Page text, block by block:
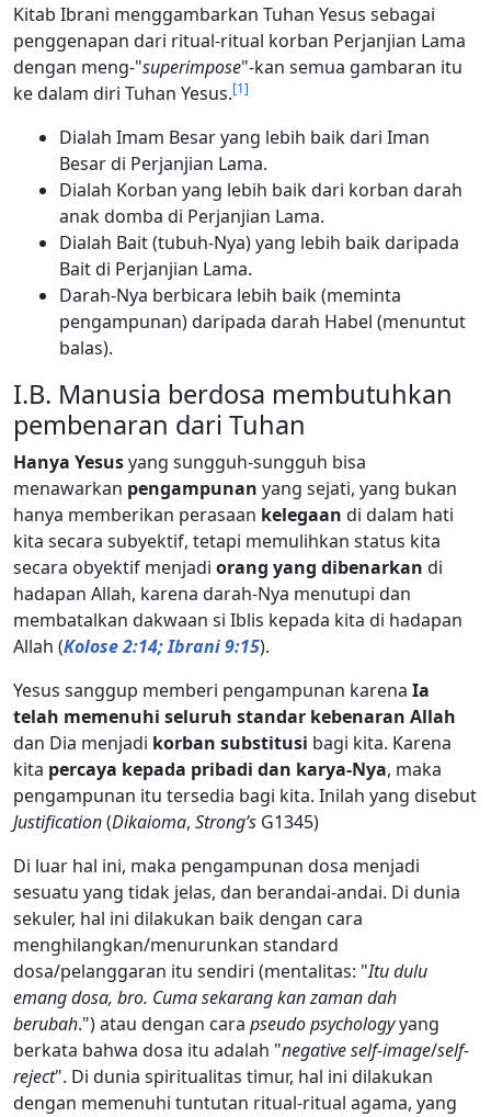
Kitab Ibrani menggambarkan Tuhan Yesus sebagai
penggenapan dari ritual-ritual korban Perjanjian Lama
dengan meng-"superimpose"-kan semua gambaran itu
ke dalam diri Tuhan Yesus.[1]
Dialah Imam Besar yang lebih baik dari Iman
Besar di Perjanjian Lama.
Dialah Korban yang lebih baik dari korban darah
anak domba di Perjanjian Lama.
Dialah Bait (tubuh-Nya) yang lebih baik daripada
Bait di Perjanjian Lama.
Darah-Nya berbicara lebih baik (meminta
pengampunan) daripada darah Habel (menuntut
balas).
I.B. Manusia berdosa membutuhkan
pembenaran dari Tuhan
Hanya Yesusyang sungguh-sungguh bisa
menawarkan pengampunan yang sejati, yang bukan
hanya memberikan perasaan kelegaan di dalam hati
kita secara subyektif, tetapi memulihkan status kita
secara obyektif menjadi orang yang dibenarkan di
hadapan Allah, karena darah-Nya menutupi dan
membatalkan dakwaan si Iblis kepada kita di hadapan
Allah (Kolose 2:14; Ibrani 9:15).
Yesus sanggup memberi pengampunan karena Ia
telah memenuhi seluruh standar kebenaran Allah
dan Dia menjadi korban substitusi bagi kita. Karena
kita percaya kepada pribadi dan karya-Nya, maka
pengampunan itu tersedia bagi kita. Inilah yang disebut
Justification(Dikaioma, Strong’s G1345)
Di luar hal ini, maka pengampunan dosa menjadi
sesuatu yang tidak jelas, dan berandai-andai. Di dunia
sekuler, hal ini dilakukan baik dengan cara
menghilangkan/menurunkan standard
dosa/pelanggaran itu sendiri (mentalitas: "Itu dulu
emang dosa, bro. Cuma sekarang kan zaman dah
berubah.") atau dengan cara pseudo psychologyyang
berkata bahwa dosa itu adalah "negative self-image/self-
reject". Di dunia spiritualitas timur, hal ini dilakukan
dengan memenuhi tuntutan ritual-ritual agama, yang